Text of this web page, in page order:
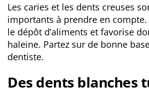
Les caries et les dents creuses
importants à prendre en
le dépôt d’aliments et favorise
haleine. Partez sur de bonne
dentiste.
Des dents blanches